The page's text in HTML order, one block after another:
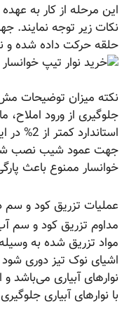
این مرحله از کار به عهده
نکات زیر توجه نمایند. جهت
حلقه حرکت داده شده و
جلوگیری از ورود املاح،
استاندارد کمتر
جهت عمود شیب نصب شود.
خوانسار ممنوع باعث
عملیات تزریق کود و سم در
مداوم تزریق کود و سم آب
مواد تزریق شده به
اشیای نوک تیز دوری شود
نوارهای آبیاری می‌باشد و
با نوارهای آبیاری جلوگیری